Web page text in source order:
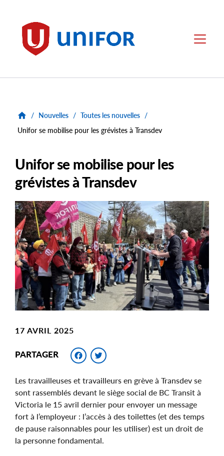
Unifor Menu
/ Nouvelles / Toutes les nouvelles /
Unifor se mobilise pour les grévistes à Transdev
Unifor se mobilise pour les
grévistes à Transdev
Main
Image
Image
17 AVRIL 2025
PARTAGER Facebook
Les travailleuses et travailleurs en grève à Transdev se
sont rassemblés devant le siège social de BC Transit à
Victoria le 15 avril dernier pour envoyer un message
fort à l’employeur : l’accès à des toilettes (et des temps
de pause raisonnables pour les utiliser) est un droit de
la personne fondamental.